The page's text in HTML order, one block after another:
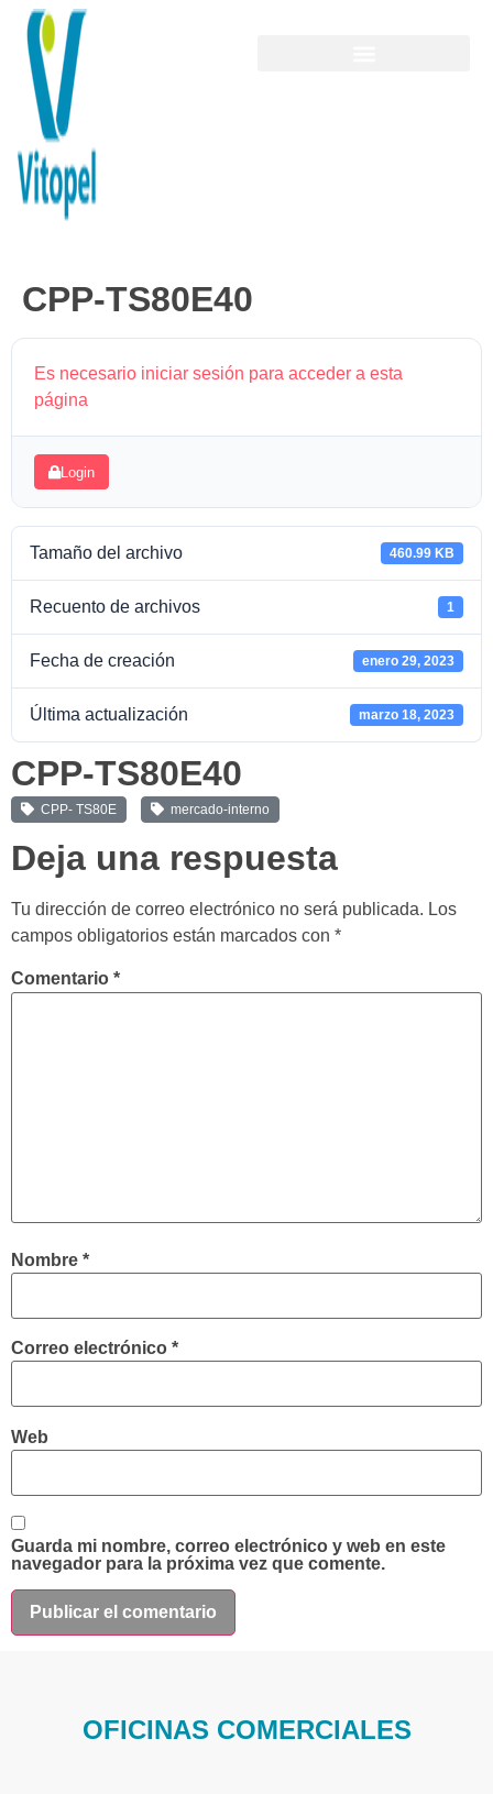
CPP-TS80E40
Es necesario iniciar sesión para acceder a esta
página
Login
Tamaño del archivo 460.99 KB
Recuento de archivos 1
Fecha de creación enero 29, 2023
Última actualización marzo 18, 2023
CPP-TS80E40
CPP- TS80E mercado-interno
Deja una respuesta
Tu dirección de correo electrónico no será publicada. Los
campos obligatorios están marcados con *
Comentario *
Nombre *
Correo electrónico *
Web
Guarda mi nombre, correo electrónico y web en este
navegador para la próxima vez que comente.
OFICINAS COMERCIALES